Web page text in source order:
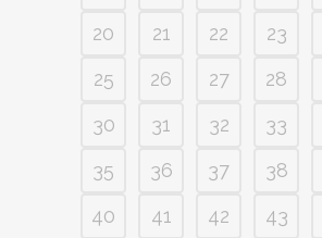
20
21 22 23
25
26 27 28
30
31 32 33
35
36 37 38
40
41 42 43